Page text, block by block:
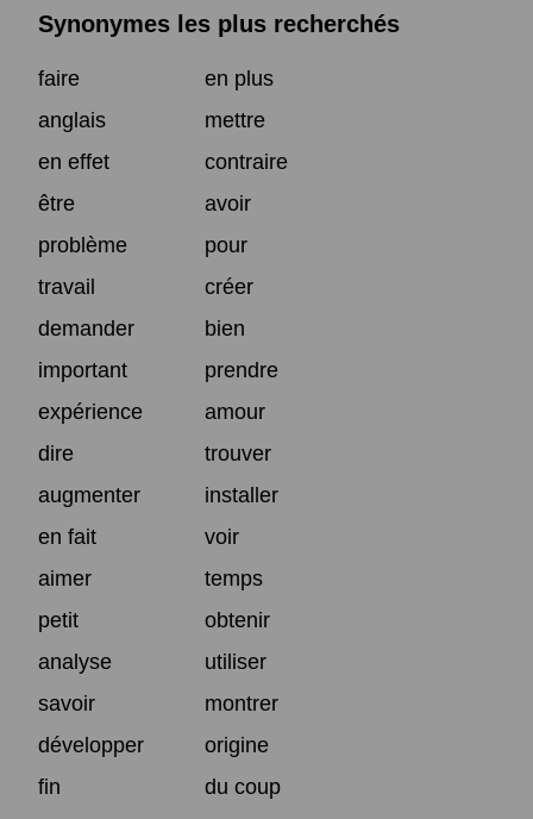
Synonymes les plus recherchés
faire
en plus
anglais
mettre
en effet
contraire
être
avoir
problème
pour
travail
créer
demander
bien
important
prendre
expérience
amour
dire
trouver
augmenter
installer
en fait
voir
aimer
temps
petit
obtenir
analyse
utiliser
savoir
montrer
développer
origine
fin
du coup